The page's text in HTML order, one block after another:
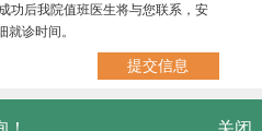
功后我院值班医生将与您联系，安
就诊时间。
汉市硚口区解放大道479号